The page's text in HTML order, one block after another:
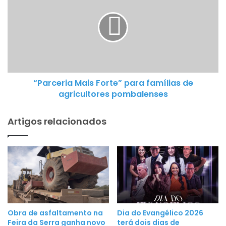
b
e
m
i
n
t
e
r
n
i
i
s
F
o
t
e
”
p
“Parceria Mais Forte” para famílias de
agricultores pombalenses
Artigos relacionados
Obra de asfaltamento na
Feira da Serra ganha novo
Dia do Evangélico 2026
terá dois dias de